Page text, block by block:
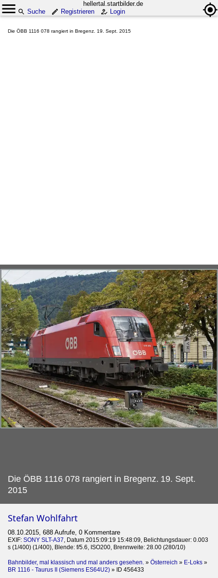
hellertal.startbilder.de
Suche
Registrieren Login
Die ÖBB 1116 078 rangiert in Bregenz. 19. Sept. 2015
Die ÖBB 1116 078 rangiert in Bregenz. 19. Sept.
2015
Stefan Wohlfahrt
08.10.2015, 688 Aufrufe, 0 Kommentare
EXIF: SONY SLT-A37, Datum 2015:09:19 15:48:09, Belichtungsdauer: 0.003
s (1/400) (1/400), Blende: f/5.6, ISO200, Brennweite: 28.00 (280/10)
Bahnbilder, mal klassisch und mal anders gesehen. » Österreich » E-Loks »
BR 1116 - Taurus II (Siemens ES64U2) » ID 456433